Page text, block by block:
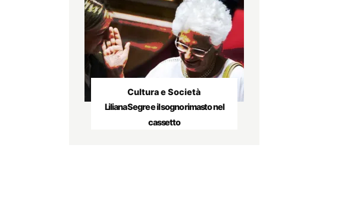
Cultura e Società
Liliana Segre e il sogno rimasto nel
cassetto